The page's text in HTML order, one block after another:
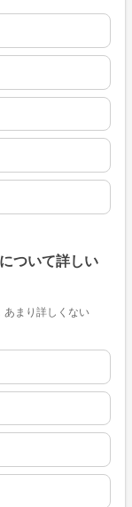
ついて詳しい
まり詳しくない